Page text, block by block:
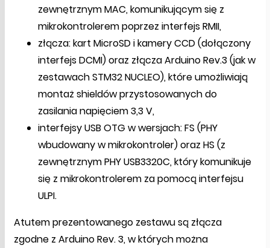
zewnętrznym MAC, komunikującym się z
mikrokontrolerem poprzez interfejs RMII,
złącza: kart MicroSD i kamery CCD (dołączony
interfejs DCMI) oraz złącza Arduino Rev.3 (jak w
zestawach STM32 NUCLEO), które umożliwiają
montaż shieldów przystosowanych do
zasilania napięciem 3,3 V,
interfejsy USB OTG w wersjach: FS (PHY
wbudowany w mikrokontroler) oraz HS (z
zewnętrznym PHY USB3320C, który komunikuje
się z mikrokontrolerem za pomocą interfejsu
ULPI.
Atutem prezentowanego zestawu są złącza
zgodne z Arduino Rev. 3, w których można